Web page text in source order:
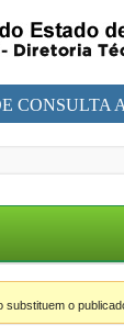
CONSULTA
o